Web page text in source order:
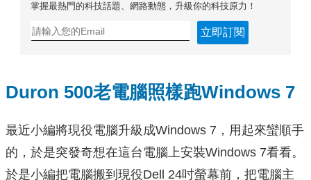
掌握最熱門的科技話題、網路動態，升級你的科技原力！
立即訂閱
Duron 500老電腦照樣跑Windows 7
最近小編將現役電腦升級成Windows 7，用起來蠻順手
的，於是突發奇想在這台電腦上安裝Windows 7看看。
於是小編把電腦搬到現役Dell 24吋螢幕前，把電腦主